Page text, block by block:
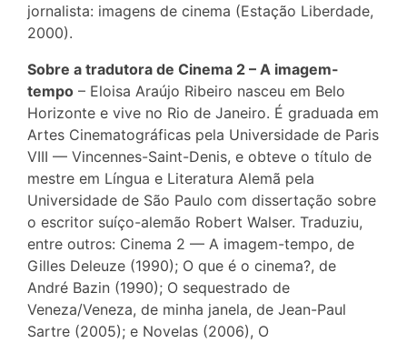
jornalista: imagens de cinema (Estação Liberdade,
2000).
Sobre a tradutora de Cinema 2 – A imagem-
tempo – Eloisa Araújo Ribeiro nasceu em Belo
Horizonte e vive no Rio de Janeiro. É graduada em
Artes Cinematográficas pela Universidade de Paris
VIII — Vincennes-Saint-Denis, e obteve o título de
mestre em Língua e Literatura Alemã pela
Universidade de São Paulo com dissertação sobre
o escritor suíço-alemão Robert Walser. Traduziu,
entre outros: Cinema 2 — A imagem-tempo, de
Gilles Deleuze (1990); O que é o cinema?, de
André Bazin (1990); O sequestrado de
Veneza/Veneza, de minha janela, de Jean-Paul
Sartre (2005); e Novelas (2006), O